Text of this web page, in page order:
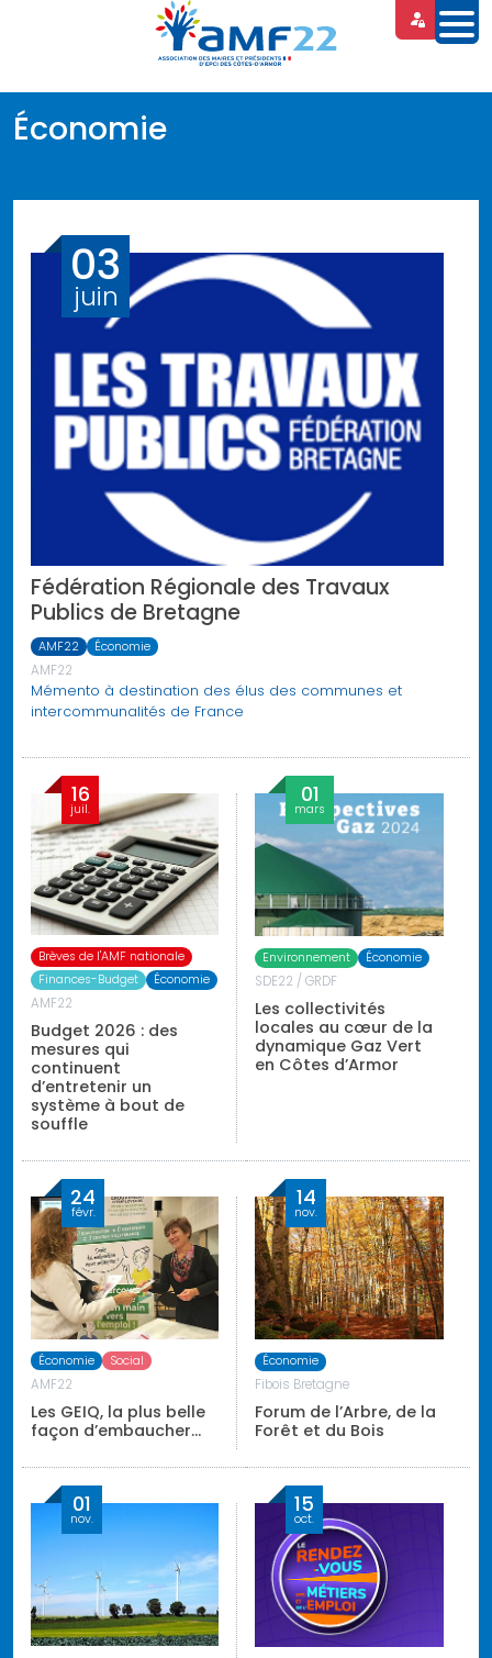
Économie
03
juin
Fédération Régionale des Travaux
Publics de Bretagne
AMF22 Économie
AMF22
Mémento à destination des élus des communes et
intercommunalités de France
16
juil.
Brèves de l'AMF nationale
Finances-Budget
Économie
AMF22
Budget 2026 : des
mesures qui
continuent
d’entretenir un
système à bout de
souffle
01
mars
Environnement Économie
SDE22 / GRDF
Les collectivités
locales au cœur de la
dynamique Gaz Vert
en Côtes d’Armor
24
févr.
Économie Social
AMF22
Les GEIQ, la plus belle
façon d’embaucher…
14
nov.
Économie
Fibois Bretagne
Forum de l’Arbre, de la
Forêt et du Bois
01
nov.
15
oct.
Panneau de gestion des cookies